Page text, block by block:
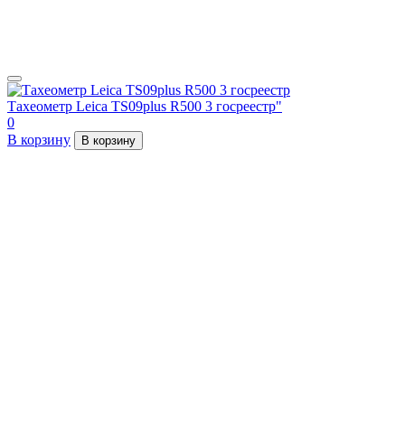
Тахеометр Leica TS09plus R500 3 госреестр"
0
В корзину
В корзину